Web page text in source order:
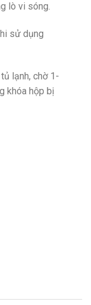
lò vi sóng.
sử dụng
lạnh, chờ 1-
khóa hộp bị